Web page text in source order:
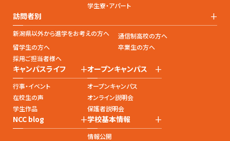
学生寮・アパート
訪問者別 +
新潟県以外から進学をお考えの方へ
通信制高校の方へ
留学生の方へ
卒業生の方へ
採用ご担当者様へ
キャンパスライフ +
行事・イベント
在校生の声
学生作品
オープンキャンパス +
オープンキャンパス
オンライン説明会
保護者説明会
NCC blog +学校基本情報 +
情報公開